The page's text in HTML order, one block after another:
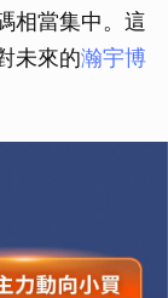
相當集中。這
未來的瀚宇博